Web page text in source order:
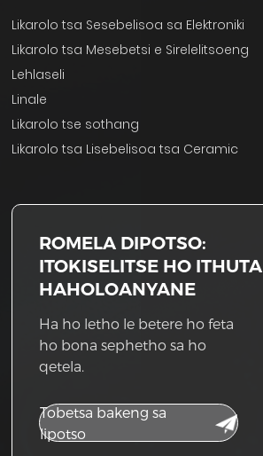
Likarolo tsa Sesebelisoa sa Elektroniki
Likarolo tsa Mesebetsi e Sirelelitsoeng
Lehlaseli
Linale
Likarolo tse sothang
Likarolo tsa Lisebelisoa tsa Ceramic
ROMELA DIPOTSO:
ITOKISELITSE HO ITHUTA
HAHOLOANYANE
Ha ho letho le betere ho feta
ho bona sephetho sa ho
qetela.
Tobetsa bakeng sa
lipotso